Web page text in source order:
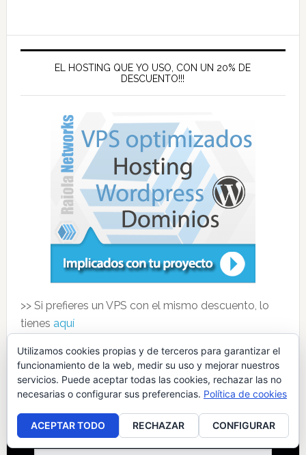
EL HOSTING QUE YO USO, CON UN 20% DE
DESCUENTO!!!
>> Si prefieres un VPS con el mismo descuento, lo
tienes aquí
Servicios SEO. Presupuesto SEO
Utilizamos cookies propias y de terceros para garantizar el
funcionamiento de la web, medir su uso y mejorar nuestros
servicios. Puede aceptar todas las cookies, rechazar las no
necesarias o configurar sus preferencias. Política de cookies
ACEPTAR TODO RECHAZAR CONFIGURAR